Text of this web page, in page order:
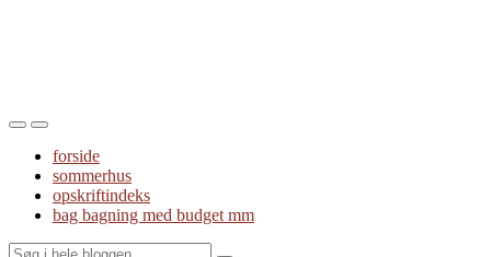
Toggle
mobile
menu
Toggle
the
search
field
forside
sommerhus
opskriftindeks
bag bagning med budget mm